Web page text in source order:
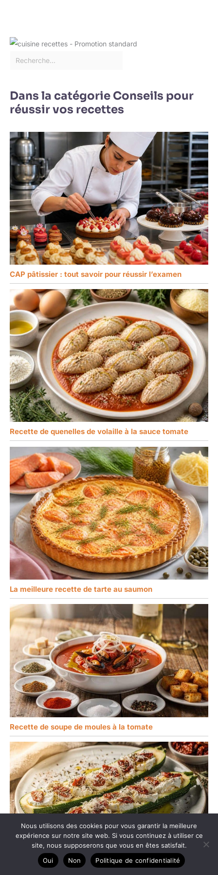
L'Assiette Rectangulaire,
Dans la catégorie Conseils pour
réussir vos recettes
CAP pâtissier : tout savoir pour réussir l’examen
Recette de quenelles de volaille à la sauce tomate
La meilleure recette de tarte au saumon
Recette de soupe de moules à la tomate
Courgettes Farcies au Chèvre, tomate et Brebis :
Nous utilisons des cookies pour vous garantir la meilleure
expérience sur notre site web. Si vous continuez à utiliser ce
site, nous supposerons que vous en êtes satisfait.
Oui
Non Politique de confidentialité